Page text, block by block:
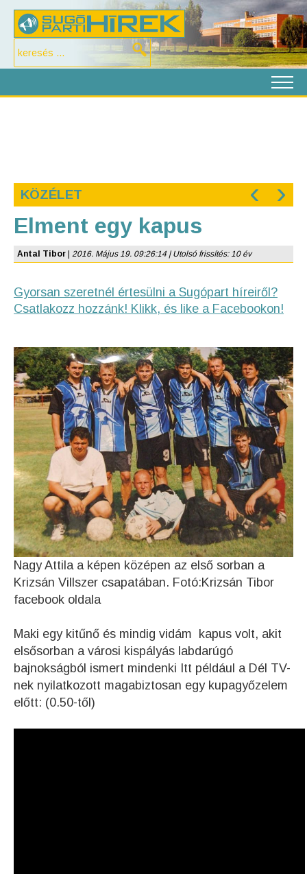
KÖZÉLET ‹ ›
Elment egy kapus
Antal Tibor 2016. Május 19. 09:26:14 | Utolsó frissítés: 10 év
Gyorsan szeretnél értesülni a Sugópart híreiről?
Csatlakozz hozzánk! Klikk, és like a Facebookon!
Nagy Attila a képen középen az első sorban a
Krizsán Villszer csapatában. Fotó:Krizsán Tibor
facebook oldala
Maki egy kitűnő és mindig vidám kapus volt, akit
elsősorban a városi kispályás labdarúgó
bajnokságból ismert mindenki Itt például a Dél TV-
nek nyilatkozott magabiztosan egy kupagyőzelem
előtt: (0.50-től)